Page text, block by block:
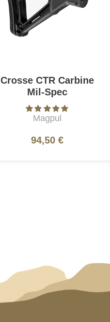
Crosse CTR Carbine
Mil-Spec
Magpul
94,50 €